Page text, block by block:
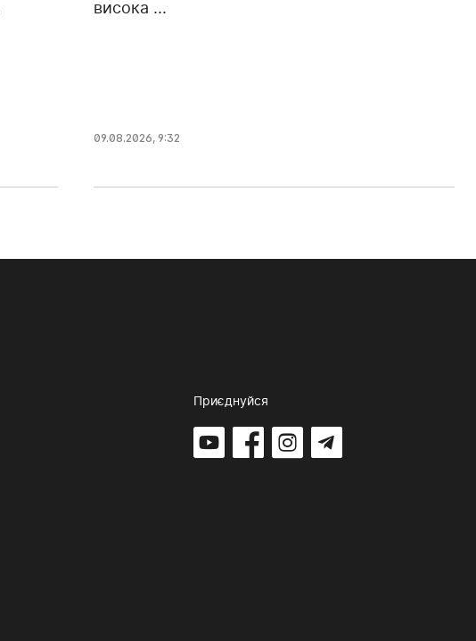
висока ...
09.08.2026, 9:32
Приєднуйся